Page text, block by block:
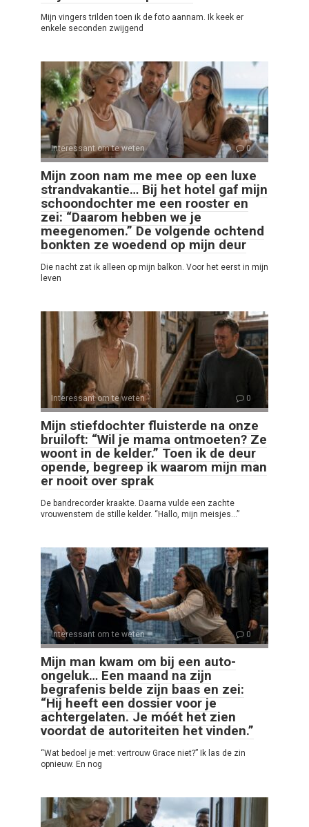
Mijn vingers trilden toen ik de foto aannam. Ik keek er
enkele seconden zwijgend
Interessant om te weten 0
Mijn zoon nam me mee op een luxe
strandvakantie… Bij het hotel gaf mijn
schoondochter me een rooster en
zei: “Daarom hebben we je
meegenomen.” De volgende ochtend
bonkten ze woedend op mijn deur
Die nacht zat ik alleen op mijn balkon. Voor het eerst in mijn
leven
Interessant om te weten 0
Mijn stiefdochter fluisterde na onze
bruiloft: “Wil je mama ontmoeten? Ze
woont in de kelder.” Toen ik de deur
opende, begreep ik waarom mijn man
er nooit over sprak
De bandrecorder kraakte. Daarna vulde een zachte
vrouwenstem de stille kelder. “Hallo, mijn meisjes…”
Interessant om te weten 0
Mijn man kwam om bij een auto-
ongeluk… Een maand na zijn
begrafenis belde zijn baas en zei:
“Hij heeft een dossier voor je
achtergelaten. Je móét het zien
voordat de autoriteiten het vinden.”
“Wat bedoel je met: vertrouw Grace niet?” Ik las de zin
opnieuw. En nog